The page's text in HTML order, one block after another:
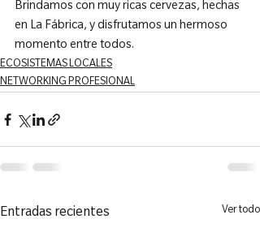
Brindamos con muy ricas cervezas, hechas
en La Fábrica, y disfrutamos un hermoso
momento entre todos.
ECOSISTEMAS LOCALES
NETWORKING PROFESIONAL
Entradas recientes Ver todo